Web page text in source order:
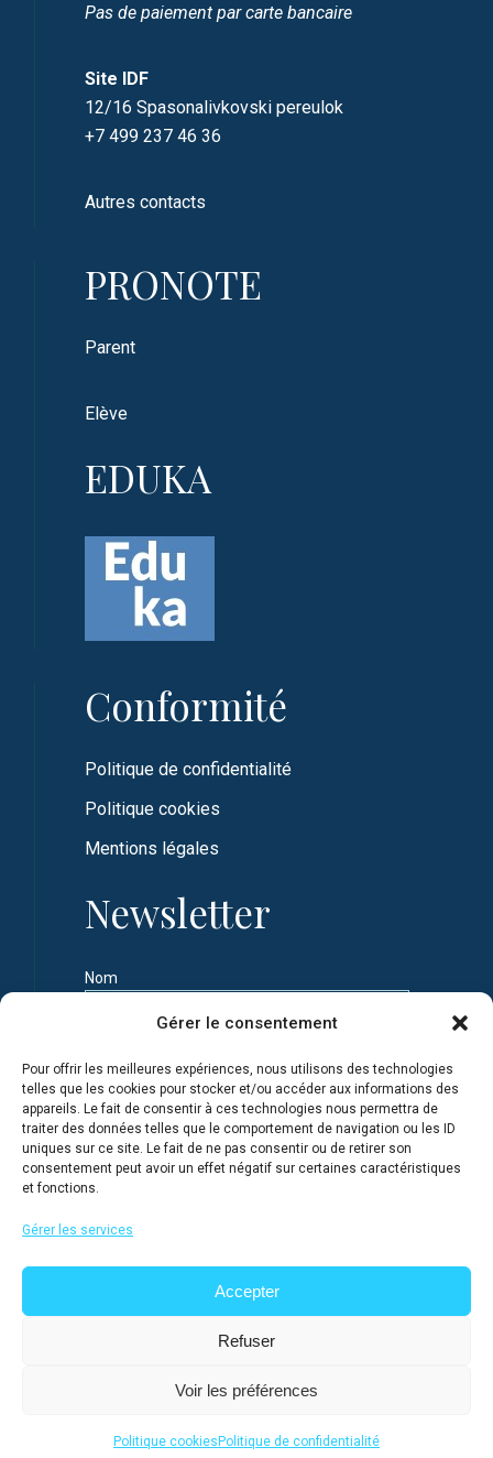
Gérer le consentement
Pour offrir les meilleures expériences, nous utilisons des technologies
telles que les cookies pour stocker et/ou accéder aux informations des
appareils. Le fait de consentir à ces technologies nous permettra de
traiter des données telles que le comportement de navigation ou les ID
uniques sur ce site. Le fait de ne pas consentir ou de retirer son
consentement peut avoir un effet négatif sur certaines caractéristiques
et fonctions.
Gérer les services
Accepter
Refuser
Voir les préférences
Politique cookies Politique de confidentialité
Pas de paiement par carte bancaire
Site IDF
12/16 Spasonalivkovski pereulok
+7 499 237 46 36
Autres contacts
PRONOTE
Parent
Elève
EDUKA
Conformité
Politique de confidentialité
Politique cookies
Mentions légales
Newsletter
Nom
Adresse e-mail
confidentialité du site
Site réalisé et hébergé par IP Sartre D.M.G